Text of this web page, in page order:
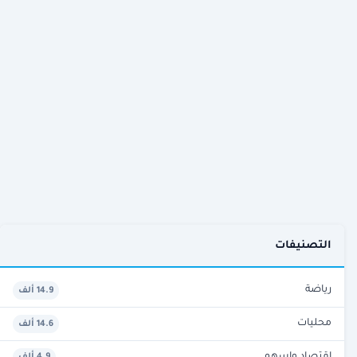
التصنيفات
رياضة 14.9 ألف
محليات 14.6 ألف